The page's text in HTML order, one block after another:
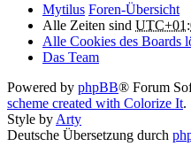
Mytilus Foren-Übersicht
Alle Zeiten sind
Alle Cookies des Boards
Das Team
Powered by phpBB® Forum
scheme created with Colorize It.
Style by Arty
Deutsche Übersetzung durch